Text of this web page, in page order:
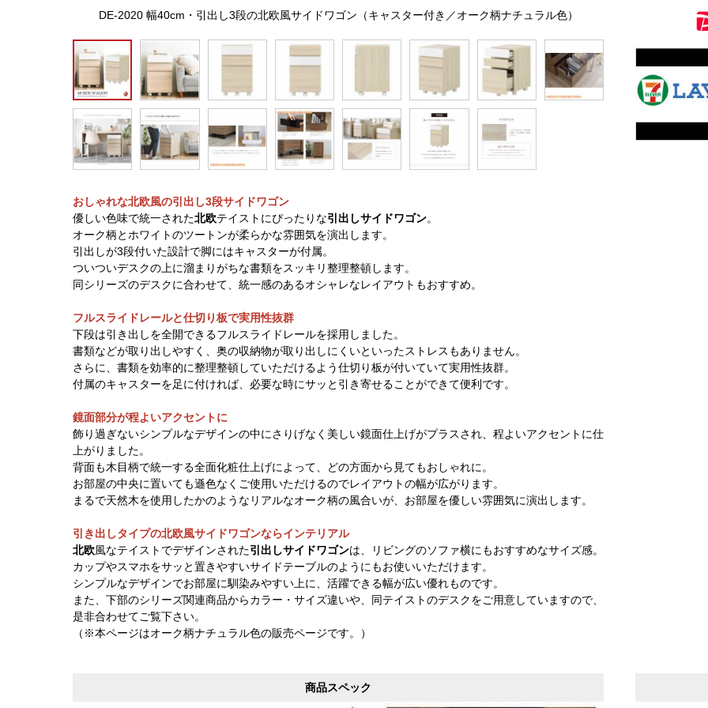
DE-2020 幅40cm・引出し3段の北欧風サイドワゴン（キャスター付き／オーク柄ナチュラル色）
おしゃれな北欧風の引出し3段サイドワゴン
優しい色味で統一された北欧テイストにぴったりな引出しサイドワゴン。
オーク柄とホワイトのツートンが柔らかな雰囲気を演出します。
引出しが3段付いた設計で脚にはキャスターが付属。
ついついデスクの上に溜まりがちな書類をスッキリ整理整頓します。
同シリーズのデスクに合わせて、統一感のあるオシャレなレイアウトもおすすめ。
フルスライドレールと仕切り板で実用性抜群
下段は引き出しを全開できるフルスライドレールを採用しました。
書類などが取り出しやすく、奥の収納物が取り出しにくいといったストレスもありません。
さらに、書類を効率的に整理整頓していただけるよう仕切り板が付いていて実用性抜群。
付属のキャスターを足に付ければ、必要な時にサッと引き寄せることができて便利です。
鏡面部分が程よいアクセントに
飾り過ぎないシンプルなデザインの中にさりげなく美しい鏡面仕上げがプラスされ、程よいアクセントに仕
上がりました。
背面も木目柄で統一する全面化粧仕上げによって、どの方面から見てもおしゃれに。
お部屋の中央に置いても遜色なくご使用いただけるのでレイアウトの幅が広がります。
まるで天然木を使用したかのようなリアルなオーク柄の風合いが、お部屋を優しい雰囲気に演出します。
引き出しタイプの北欧風サイドワゴンならインテリアル
北欧風なテイストでデザインされた引出しサイドワゴンは、リビングのソファ横にもおすすめなサイズ感。
カップやスマホをサッと置きやすいサイドテーブルのようにもお使いいただけます。
シンプルなデザインでお部屋に馴染みやすい上に、活躍できる幅が広い優れものです。
また、下部のシリーズ関連商品からカラー・サイズ違いや、同テイストのデスクをご用意していますので、
是非合わせてご覧下さい。
（※本ページはオーク柄ナチュラル色の販売ページです。）
商品スペック